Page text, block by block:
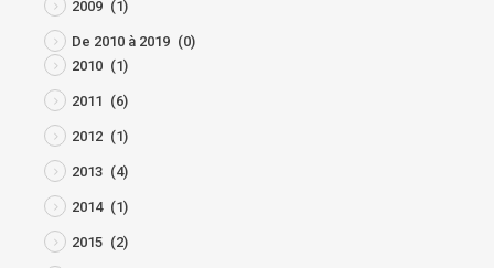
2009 (1)
De 2010 à 2019 (0)
2010 (1)
2011 (6)
2012 (1)
2013 (4)
2014 (1)
2015 (2)